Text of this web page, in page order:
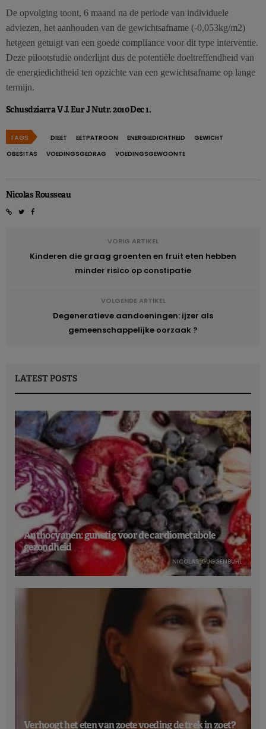
De opvolging toont, 6 maand na de periode van individuele
adviezen, het aanhouden van de gewichtsafname (-0,053kg/m2)
hetgeen getuigt van een goede compliance voor dit type interventie.
Deze pilootstudie onderlijnt dus de potentiële doeltreffendheid van
de energiedichtheid ten opzichte van een gewichtsafname op lange
termijn.
Schusdziarra V J. Eur J Nutr. 2010 Dec 1.
TAGS DIEET EETPATROON ENERGIEDICHTHEID
GEWICHT
OBESITAS
VOEDINGSGEDRAG VOEDINGSGEWOONTE
Nicolas Rousseau
VORIG ARTIKEL
Kinderen die graag groenten en fruit eten hebben
minder risico op constipatie
VOLGENDE ARTIKEL
Degeneratieve aandoeningen: ijzer als
gemeenschappelijke oorzaak ?
LATEST POSTS
Anthocyanen: gunstig voor de cardiometabole
gezondheid
NICOLAS GUGGENBÜHL
Verhoogt het eten van zoete voeding de trek in zoet?